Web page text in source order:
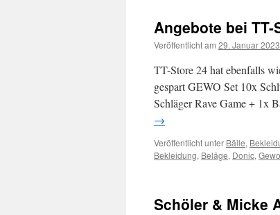
Angebote bei TT-
Veröffentlicht am 29. Januar 2023
TT-Store 24 hat ebenfalls
gespart GEWO Set 10x
Schläger Rave Game + 1x
→
Veröffentlicht unter Bälle,
Bekleidung, Beläge, Donic, Gewo
Schöler & Micke